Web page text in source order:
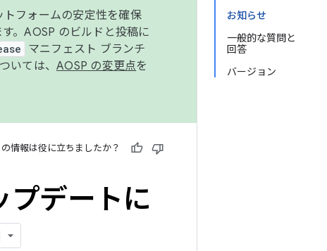
お知らせ
一般的な質問と
回答
バージョン
フォームの安定性を確保
。AOSP のビルドと投稿に
マニフェスト ブランチ
いては、 AOSP の変更点を
の情報は役に立ちましたか？
デートに